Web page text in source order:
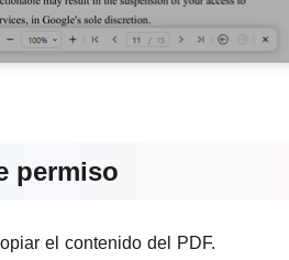
permiso
el contenido del PDF.